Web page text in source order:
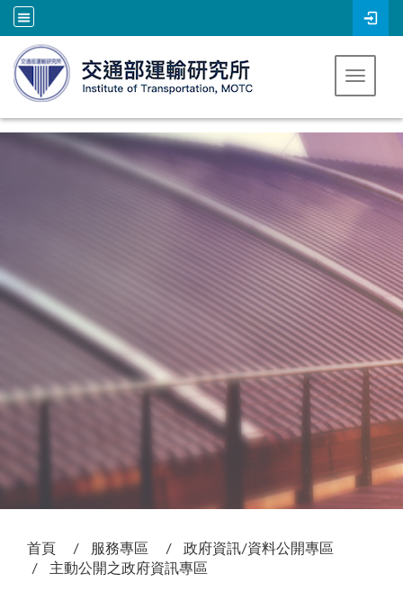
跳到主要內容
Toggle
首頁 服務專區
政府資訊/資料公開專區
主動公開之政府資訊專區